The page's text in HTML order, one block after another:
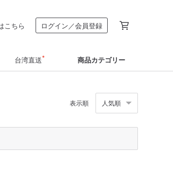
こちら ログイン／会員登録
台湾直送 商品カテゴリー
表示順 人気順